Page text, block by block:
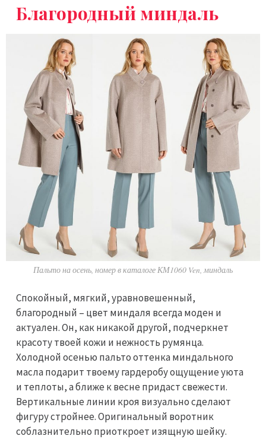
Благородный миндаль
Пальто на осень, номер в каталоге КМ1060 Ven, миндаль
Спокойный, мягкий, уравновешенный,
благородный – цвет миндаля всегда моден и
актуален. Он, как никакой другой, подчеркнет
красоту твоей кожи и нежность румянца.
Холодной осенью пальто оттенка миндального
масла подарит твоему гардеробу ощущение уюта
и теплоты, а ближе к весне придаст свежести.
Вертикальные линии кроя визуально сделают
фигуру стройнее. Оригинальный воротник
соблазнительно приоткроет изящную шейку.